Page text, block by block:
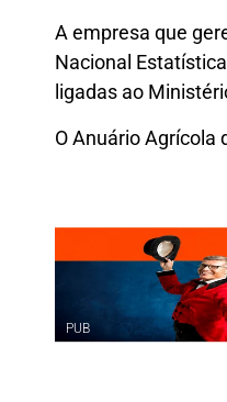
A empresa que
Nacional
ligadas ao
O Anuário Agrícola
PUB